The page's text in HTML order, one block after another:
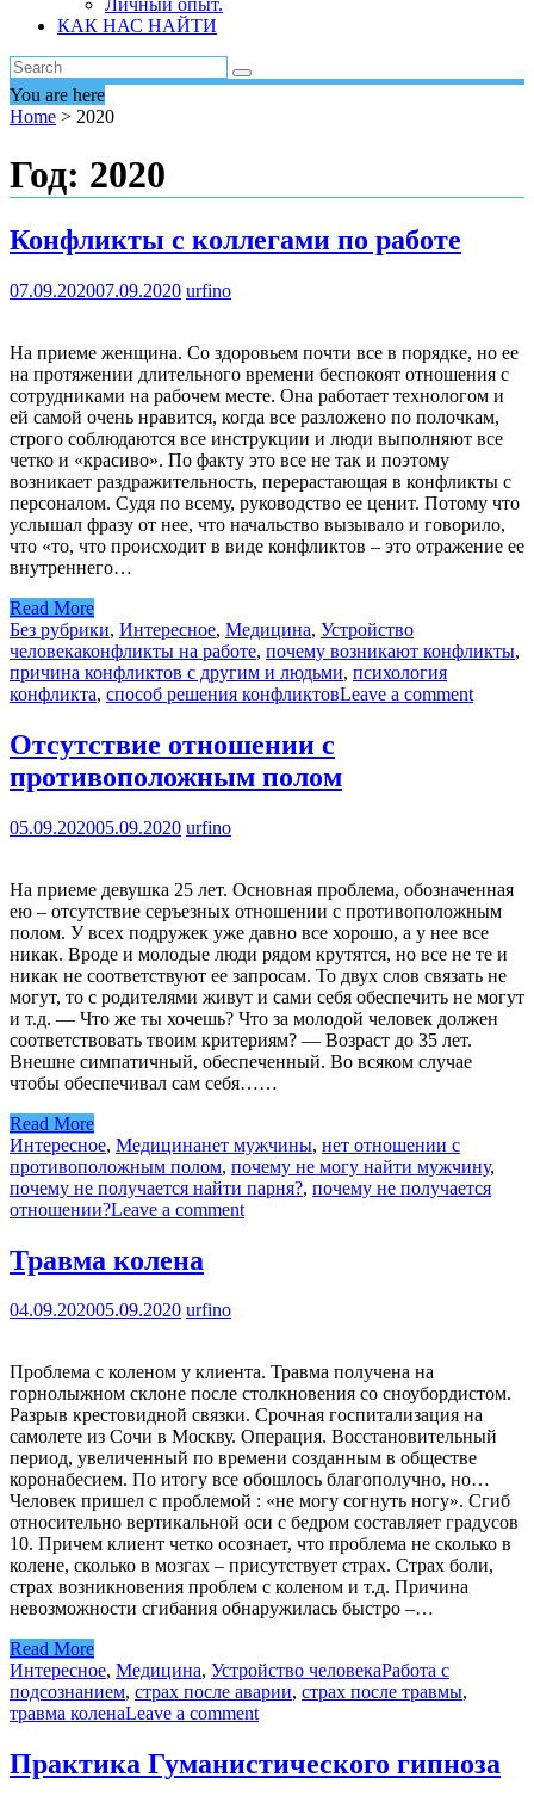
Личный опыт.
КАК НАС НАЙТИ
You are here
Home > 2020
Год: 2020
Конфликты с коллегами по работе
07.09.202007.09.2020 urfino
На приеме женщина. Со здоровьем почти все в порядке, но ее
на протяжении длительного времени беспокоят отношения с
сотрудниками на рабочем месте. Она работает технологом и
ей самой очень нравится, когда все разложено по полочкам,
строго соблюдаются все инструкции и люди выполняют все
четко и «красиво». По факту это все не так и поэтому
возникает раздражительность, перерастающая в конфликты с
персоналом. Судя по всему, руководство ее ценит. Потому что
услышал фразу от нее, что начальство вызывало и говорило,
что «то, что происходит в виде конфликтов – это отражение ее
внутреннего…
Read More
Без рубрики, Интересное, Медицина, Устройство
человекаконфликты на работе, почему возникают конфликты,
причина конфликтов с другим и людьми, психология
конфликта, способ решения конфликтовLeave a comment
Отсутствие отношении с
противоположным полом
05.09.202005.09.2020 urfino
На приеме девушка 25 лет. Основная проблема, обозначенная
ею – отсутствие серъезных отношении с противоположным
полом. У всех подружек уже давно все хорошо, а у нее все
никак. Вроде и молодые люди рядом крутятся, но все не те и
никак не соответствуют ее запросам. То двух слов связать не
могут, то с родителями живут и сами себя обеспечить не могут
и т.д. — Что же ты хочешь? Что за молодой человек должен
соответствовать твоим критериям? — Возраст до 35 лет.
Внешне симпатичный, обеспеченный. Во всяком случае
чтобы обеспечивал сам себя……
Read More
Интересное, Медицинанет мужчины, нет отношении с
противоположным полом, почему не могу найти мужчину,
почему не получается найти парня?, почему не получается
отношении?Leave a comment
Травма колена
04.09.202005.09.2020 urfino
Проблема с коленом у клиента. Травма получена на
горнолыжном склоне после столкновения со сноубордистом.
Разрыв крестовидной связки. Срочная госпитализация на
самолете из Сочи в Москву. Операция. Восстановительный
период, увеличенный по времени созданным в обществе
коронабесием. По итогу все обошлось благополучно, но…
Человек пришел с проблемой : «не могу согнуть ногу». Сгиб
относительно вертикальной оси с бедром составляет градусов
10. Причем клиент четко осознает, что проблема не сколько в
колене, сколько в мозгах – присутствует страх. Страх боли,
страх возникновения проблем с коленом и т.д. Причина
невозможности сгибания обнаружилась быстро –…
Read More
Интересное, Медицина, Устройство человекаРабота с
подсознанием, страх после аварии, страх после травмы,
травма коленаLeave a comment
Практика Гуманистического гипноза